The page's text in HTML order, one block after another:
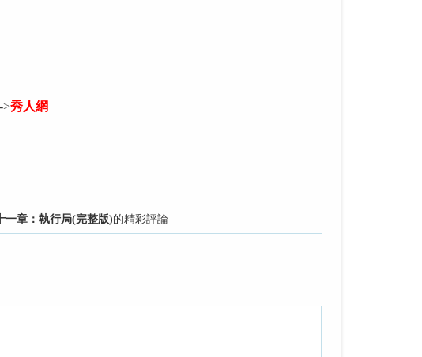
>秀人網
一章：執行局(完整版)的精彩評論